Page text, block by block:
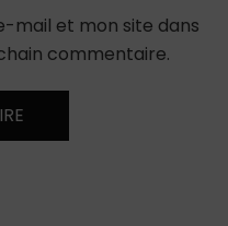
mail et mon site dans
commentaire.